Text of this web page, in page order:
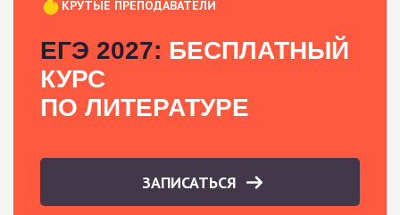
КРУТЫЕ ПРЕПОДАВАТЕЛИ
ЕГЭ 2027: БЕСПЛАТНЫЙ
КУРС
ПО ЛИТЕРАТУРЕ
ЗАПИСАТЬСЯ